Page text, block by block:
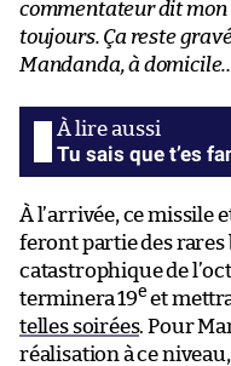
commentateur dit mon
toujours. Ça reste
Mandanda, à
Tu sais que t’es
À l’arrivée, ce missile
feront partie des rares
catastrophique de
terminera 19e et
telles soirées. Pour
réalisation à ce